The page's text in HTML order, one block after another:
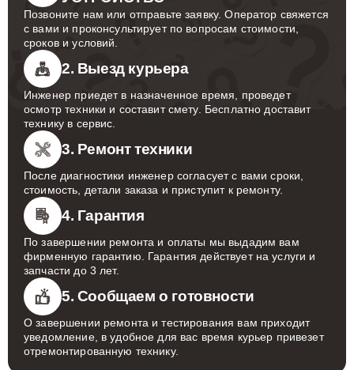
Позвоните нам или отправьте заявку. Оператор свяжется
с вами и проконсультирует по вопросам стоимости,
сроков и условий.
2. Выезд курьера
Инженер приедет в назначенное время, проведет
осмотр техники и составит смету. Бесплатно доставит
технику в сервис.
3. Ремонт техники
После диагностики инженер согласует с вами сроки,
стоимость, детали заказа и приступит к ремонту.
4. Гарантия
По завершении ремонта и оплаты мы выдадим вам
фирменную гарантию. Гарантия действует на услуги и
запчасти до 3 лет.
5. Сообщаем о готовности
О завершении ремонта и тестирования вам приходит
уведомление, в удобное для вас время курьер привезет
отремонтированную технику.